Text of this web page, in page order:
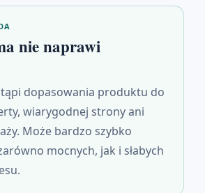
nie naprawi
dopasowania produktu do
wiarygodnej strony ani
Może bardzo szybko
mocnych, jak i słabych